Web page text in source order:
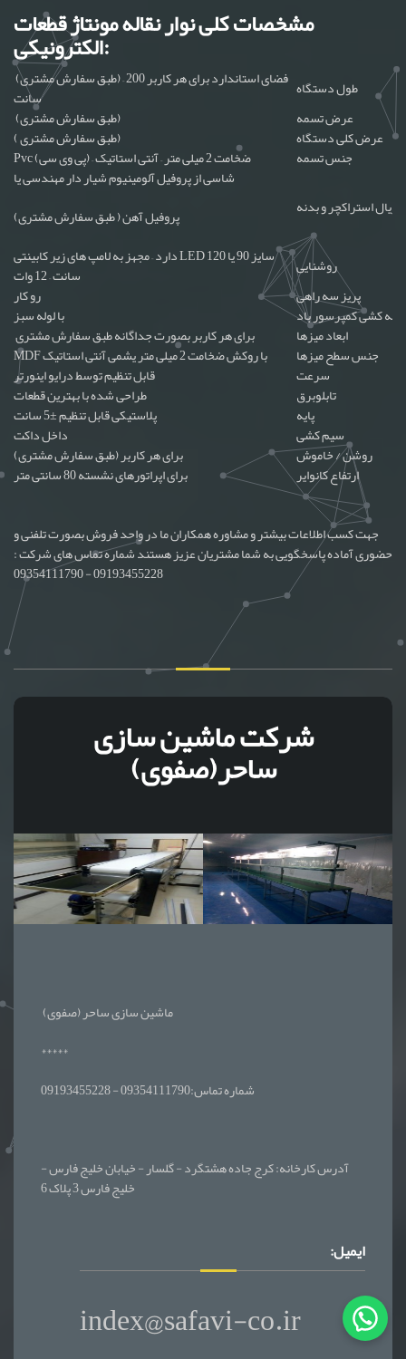
مشخصات کلی نوار نقاله مونتاژ قطعات
الکترونیکی:
(طبق سفارش مشتری) – فضای استاندارد برای هر کاربر 200
سانت
طول دستگاه
(طبق سفارش مشتری)
عرض تسمه
( طبق سفارش مشتری) عرض کلی دستگاه
Pvc (پی وی سی) – ضخامت 2 میلی متر – آنتی استاتیک جنس تسمه
پروفیل آهن ( طبق سفارش مشتری)
استراکچر و بدنه
دارد – مجهز به لامپ های زیر کابینتی LED سایز 90 یا 120
سانت – 12 وات
روشنایی
رو کار
پریز سه راهی
با لوله سبز لوله کشی کمپرسور باد
برای هر کاربر بصورت جداگانه طبق سفارش مشتری ابعاد میزها
MDF با روکش ضخامت 2 میلی متر یشمی آنتی استاتیک جنس سطح میزها
قابل تنظیم توسط درایو اینورتر سرعت
طراحی شده با بهترین قطعات تابلوبرق
پلاستیکی قابل تنظیم ±5 سانت پایه
داخل داکت سیم کشی
برای هر کاربر (طبق سفارش مشتری) روشن / خاموش
برای اپراتورهای نشسته 80 سانتی متر ارتفاع کانوایر
جهت کسب اطلاعات بیشتر و مشاوره همکاران ما در واحد فروش بصورت تلفنی و
حضوری آماده پاسخگویی به شما مشتریان عزیز هستند شماره تماس های شرکت :
09193455228 - 09354111790
شرکت ماشین سازی
ساحر(صفوی)
ماشین سازی ساحر (صفوی)
*****
شماره تماس:09354111790 - 09193455228
آدرس کارخانه: کرج جاده هشتگرد - گلسار - خیابان خلیج فارس -
خلیج فارس 3 پلاک 6
ایمیل:
index@safavi-co.ir